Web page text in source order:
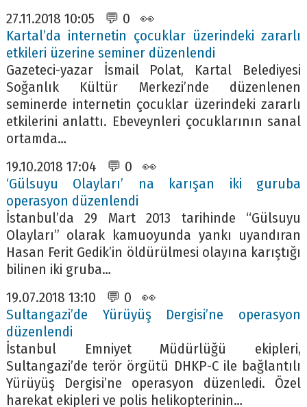
27.11.2018 10:05 💬 0 👀
Kartal’da internetin çocuklar üzerindeki zararlı
etkileri üzerine seminer düzenlendi
Gazeteci-yazar İsmail Polat, Kartal Belediyesi
Soğanlık Kültür Merkezi’nde düzenlenen
seminerde internetin çocuklar üzerindeki zararlı
etkilerini anlattı. Ebeveynleri çocuklarının sanal
ortamda…
19.10.2018 17:04 💬 0 👀
‘Gülsuyu Olayları’ na karışan iki guruba
operasyon düzenlendi
İstanbul’da 29 Mart 2013 tarihinde “Gülsuyu
Olayları” olarak kamuoyunda yankı uyandıran
Hasan Ferit Gedik’in öldürülmesi olayına karıştığı
bilinen iki gruba…
19.07.2018 13:10 💬 0 👀
Sultangazi’de Yürüyüş Dergisi’ne operasyon
düzenlendi
İstanbul Emniyet Müdürlüğü ekipleri,
Sultangazi’de terör örgütü DHKP-C ile bağlantılı
Yürüyüş Dergisi’ne operasyon düzenledi. Özel
harekat ekipleri ve polis helikopterinin…